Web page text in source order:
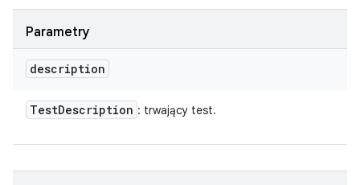
Parametry
description
TestDescription : trwający test.